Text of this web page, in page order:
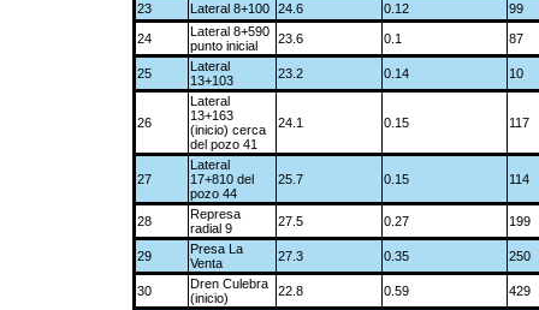
23
Lateral 8+100 24.6 0.12 99
24
Lateral 8+590
punto inicial
23.6 0.1 87
25
Lateral
13+103
23.2 0.14 10
26
Lateral
13+163
(inicio) cerca
del pozo 41
24.1 0.15 117
27
Lateral
17+810 del
pozo 44
25.7 0.15 114
28
Represa
radial 9
27.5 0.27 199
29
Presa La
Venta
27.3 0.35 250
30
Dren Culebra
(inicio)
22.8 0.59 429